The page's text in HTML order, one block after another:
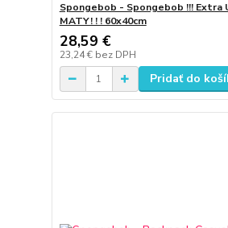
Spongebob - Spongebob !!! Extra
MATY! ! ! 60x40cm
28,59 €
23,24 € bez DPH
Pridať do